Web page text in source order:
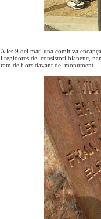
A les 9 del matí una comitiva
i regidores del consistori blanenc,
ram de flors davant del monument.